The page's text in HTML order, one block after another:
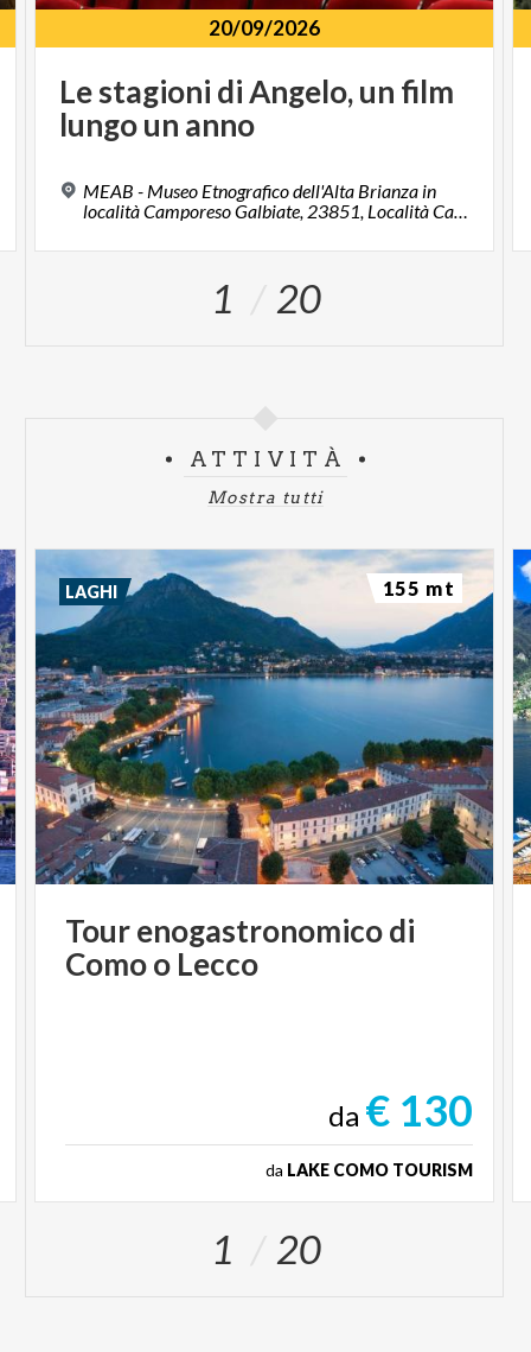
20/09/2026
Lestagioni diAngelo,un film
lungoun anno
MEAB - Museo Etnografico dell'Alta Brianza in
1 20
ATTIVITÀ
Mostra tutti
Tourenogastronomicodi
Comoo Lecco
da € 130
da LAKE COMO TOURISM
LAGHI 155 mt
1 20